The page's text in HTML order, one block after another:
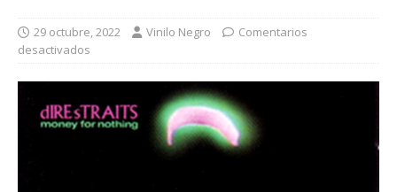
29 octubre, 2022 Vinilo Negro
Comentarios
desactivados